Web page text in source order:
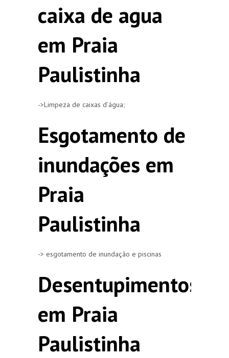
caixa de agua
em Praia
Paulistinha
->Limpeza de caixas d’água;
Esgotamento de
inundações em
Praia
Paulistinha
-> esgotamento de inundação e piscinas
Desentupimentos
em Praia
Paulistinha